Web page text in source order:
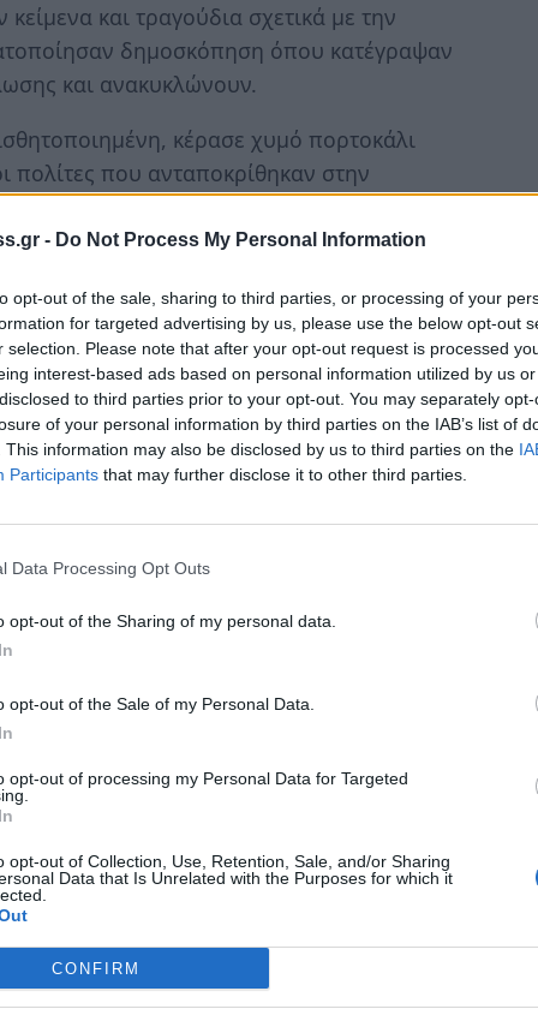
- Do Not Process My Personal Information
opt-out of the sale, sharing to third parties, or processing of your
for targeted advertising by us, please use the below opt-out
selection. Please note that after your opt-out request is processed
interest-based ads based on personal information utilized by us
to third parties prior to your opt-out. You may separately
of your personal information by third parties on the IAB’s list of
This information may also be disclosed by us to third parties on the
Participants that may further disclose it to other third parties.
Data Processing Opt Outs
opt-out of the Sharing of my personal data.
opt-out of the Sale of my Personal Data.
opt-out of processing my Personal Data for Targeted
opt-out of Collection, Use, Retention, Sale, and/or Sharing
Data that Is Unrelated with the Purposes for which it
CONFIRM
και τραγούδια σχετικά με την
δημοσκόπηση όπου κατέγραψαν
και ανακυκλώνουν.
κέρασε χυμό πορτοκάλι
πολίτες που ανταποκρίθηκαν στην
ειδικούς κάδους ανακύκλωσης που
Είναι χαρακτηριστικό ότι σε ειδική
ανακύκλωση» ρίχνοντας στην κάλπη
από τις πρόσφατες εκλογές.
τις δράσεις η Αντιπεριφερειάρχης
κ. Γ. Σαϊτάκης, ο περιφερειακός
Α/βαθμιας κ. Παλούμπας. Παρόντες και
Σπάρτης που εν τω μεταξύ είχαν
των μαθητών (κατασκευή από
Μαγούλας ολοκληρώθηκε στην Κεντρική
να παρακολουθήσουν το εκπαιδευτικό
που παρουσίασε η Διευθύντρια της
ο κ ΒασίληςΤσιμπούκηςυπεύθυνος του
Πρεσβείας στη Ελλάδα και ο
Πρεσβείας, οι οποίοι εξήραν το
κ. Γεωργακοπούλου, μιλώντας στο
στην επιτυχία της ανακύκλωσης είναι η
«Όσο σημασία έχει η ανακύκλωση